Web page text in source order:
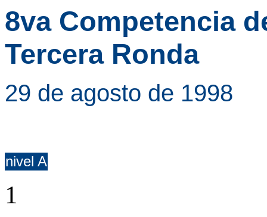
8va Competencia
Tercera Ronda
29 de agosto de 1998
nivel A
1